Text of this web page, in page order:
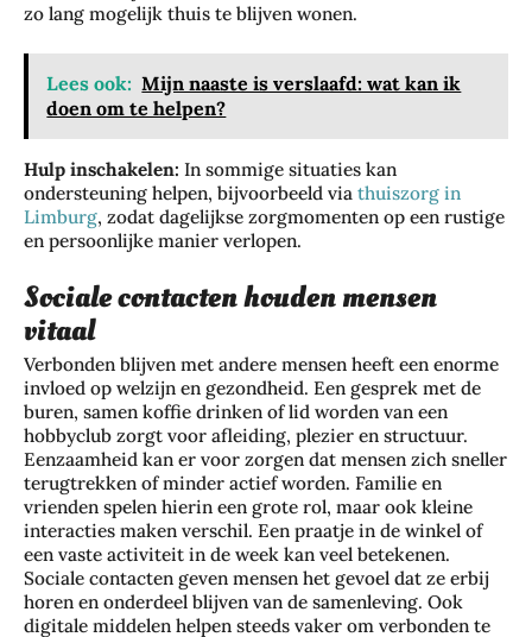
zo lang mogelijk thuis te blijven wonen.
Lees ook: Mijn naaste is verslaafd: wat kan ik
doen om te helpen?
Hulp inschakelen: In sommige situaties kan
ondersteuning helpen, bijvoorbeeld via thuiszorg in
Limburg, zodat dagelijkse zorgmomenten op een rustige
en persoonlijke manier verlopen.
Sociale contacten houden mensen
vitaal
Verbonden blijven met andere mensen heeft een enorme
invloed op welzijn en gezondheid. Een gesprek met de
buren, samen koffie drinken of lid worden van een
hobbyclub zorgt voor afleiding, plezier en structuur.
Eenzaamheid kan er voor zorgen dat mensen zich sneller
terugtrekken of minder actief worden. Familie en
vrienden spelen hierin een grote rol, maar ook kleine
interacties maken verschil. Een praatje in de winkel of
een vaste activiteit in de week kan veel betekenen.
Sociale contacten geven mensen het gevoel dat ze erbij
horen en onderdeel blijven van de samenleving. Ook
digitale middelen helpen steeds vaker om verbonden te